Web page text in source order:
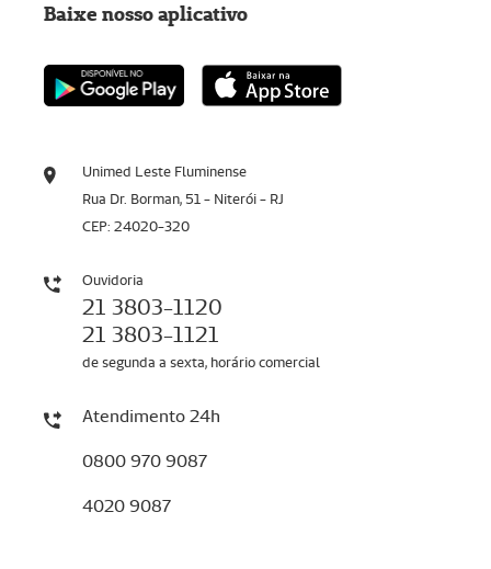
Unimed Leste Fluminense
Rua Dr. Borman, 51 - Niterói - RJ
CEP: 24020-320
Ouvidoria
21 3803-1120
21 3803-1121
de segunda a sexta, horário comercial
Atendimento 24h
0800 970 9087
4020 9087
Baixe nosso aplicativo